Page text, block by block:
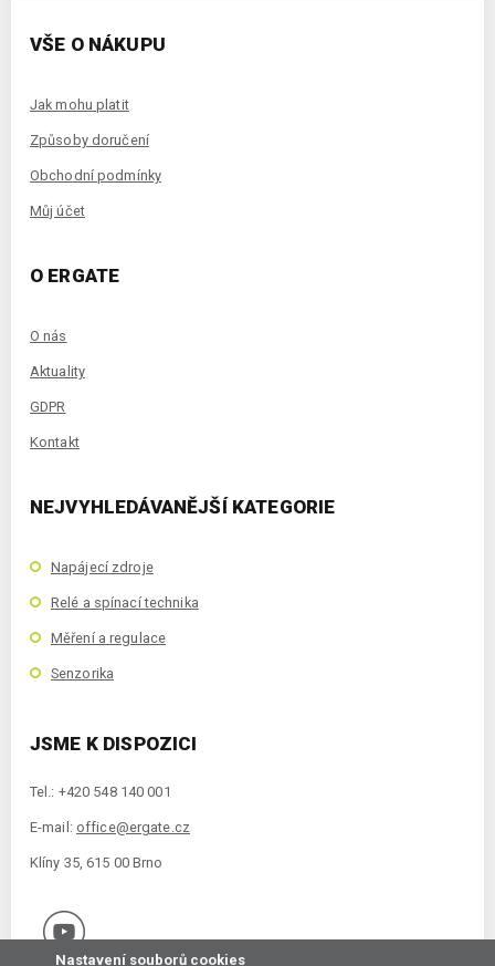
VŠE O NÁKUPU
Jak mohu platit
Způsoby doručení
Obchodní podmínky
Můj účet
O ERGATE
O nás
Aktuality
GDPR
Kontakt
NEJVYHLEDÁVANĚJŠÍ KATEGORIE
Napájecí zdroje
Relé a spínací technika
Měření a regulace
Senzorika
JSME K DISPOZICI
Tel.: +420 548 140 001
E-mail: office@ergate.cz
Klíny 35, 615 00 Brno
Nastavení souborů cookies